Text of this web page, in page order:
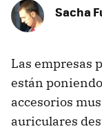
Sacha
Las empresas
están
accesorios
auriculares